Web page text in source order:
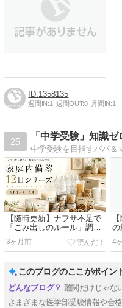
1358135
週間IN:1 週間OUT:0 月間IN:1
25
「中学受験」知識ゼ
【随時更新】ナフサ不足で
「ごみ出しのルール」調整
の広り。食品・日用品だけ
じゃない！
3ヶ月前
の
発
4
このブログのここがポイン
難関だけじゃな
さまざまな医学部受験情報や合